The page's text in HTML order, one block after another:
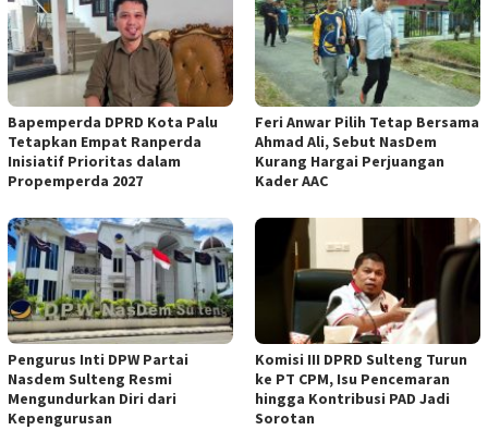
Bapemperda DPRD Kota Palu
Tetapkan Empat Ranperda
Inisiatif Prioritas dalam
Propemperda 2027
Feri Anwar Pilih Tetap Bersama
Ahmad Ali, Sebut NasDem
Kurang Hargai Perjuangan
Kader AAC
Pengurus Inti DPW Partai
Nasdem Sulteng Resmi
Mengundurkan Diri dari
Kepengurusan
Komisi III DPRD Sulteng Turun
ke PT CPM, Isu Pencemaran
hingga Kontribusi PAD Jadi
Sorotan